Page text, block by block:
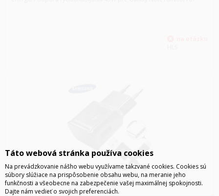
SAMSUNG CESTOVNÁ NABÍJAČKA S USB-C, 45W, EP-T4510XB
ČIERNY
Táto webová stránka používa cookies
Na prevádzkovanie nášho webu využívame takzvané cookies. Cookies sú
súbory slúžiace na prispôsobenie obsahu webu, na meranie jeho
funkčnosti a všeobecne na zabezpečenie vašej maximálnej spokojnosti.
Dajte nám vedieť o svojich preferenciách.